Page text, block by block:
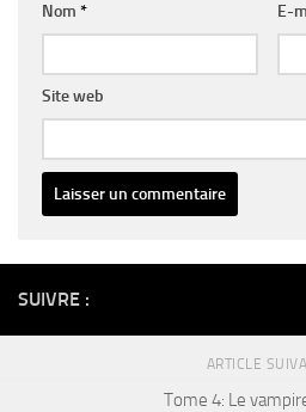
Nom * E-
Site web
SUIVRE :
ARTICLE
Tome 4: Le